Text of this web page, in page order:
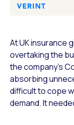
At UK insurance
overtaking the
the company’s
absorbing
difficult to cope
demand. It